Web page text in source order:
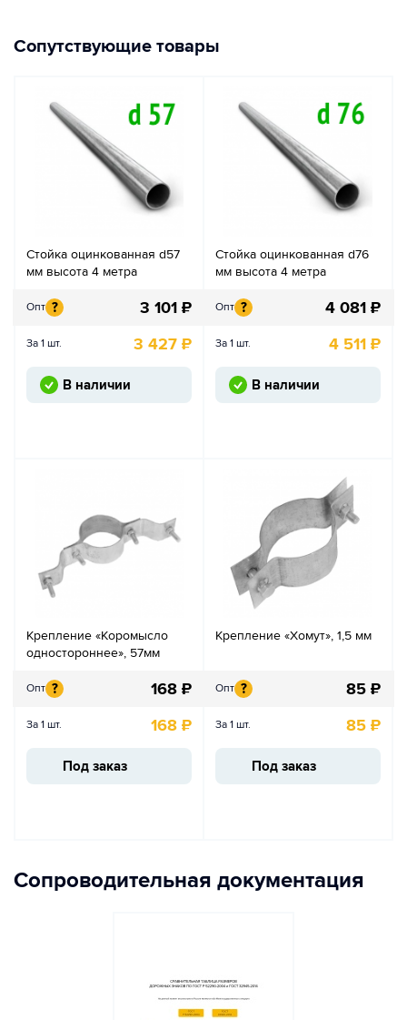
Сопутствующие товары
Стойка оцинкованная d57
мм высота 4 метра
Опт ? 3 101 ₽
За 1 шт. 3 427 ₽
В наличии
Стойка оцинкованная d76
мм высота 4 метра
Опт ? 4 081 ₽
За 1 шт. 4 511 ₽
В наличии
Крепление «Коромысло
одностороннее», 57мм
Опт ? 168 ₽
За 1 шт. 168 ₽
Под заказ
Крепление «Хомут», 1,5 мм
Опт ? 85 ₽
За 1 шт. 85 ₽
Под заказ
Сопроводительная документация